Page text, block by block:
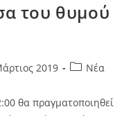
του θυμού
2019 Νέα
θα πραγματοποιηθεί